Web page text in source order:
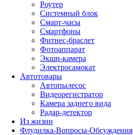
Роутер
Системный блок
Смарт-часы
Смартфоны
Фитнес-браслет
Фотоаппарат
Экшн-камера
Электросамокат
Автотовары
Автопылесос
Видеорегистратор
Камера заднего вида
Радар-детектор
Из жизни
Флудилка-Вопросы-Обсуждения